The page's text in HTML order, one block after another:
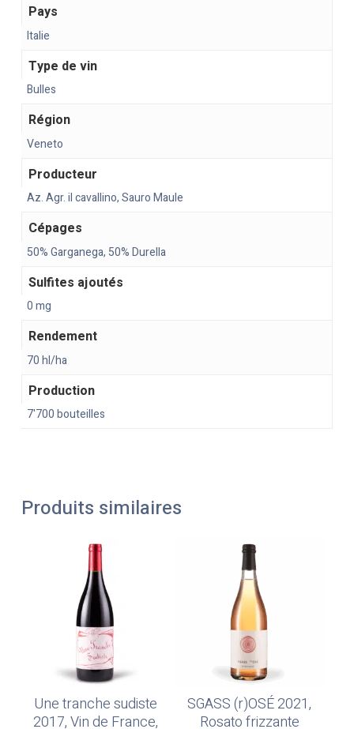
Pays
Italie
Type de vin
Bulles
Région
Veneto
Producteur
Az. Agr. il cavallino, Sauro Maule
Cépages
50% Garganega, 50% Durella
Sulfites ajoutés
0 mg
Rendement
70 hl/ha
Production
7'700 bouteilles
Produits similaires
Ajouter Au Panier
Une tranche sudiste
2017, Vin de France,
Ajouter Au Panier
SGASS (r)OSÉ 2021,
Rosato frizzante